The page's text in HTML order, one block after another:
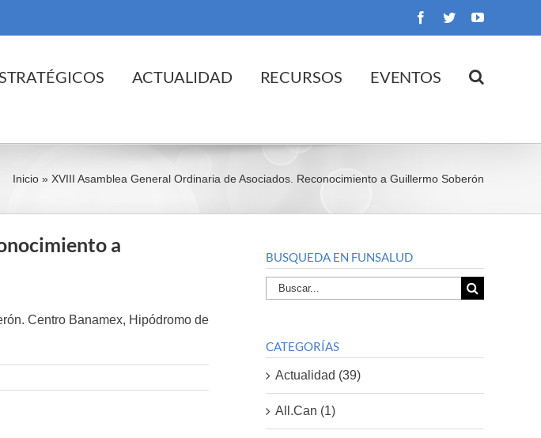
Facebook
TwitterYouTube
ACTUALIDAD RECURSOS EVENTOS
Inicio » XVIII Asamblea General Ordinaria de Asociados. Reconocimiento a Guillermo Soberón
a
Centro Banamex, Hipódromo de
BUSQUEDA EN FUNSALUD
Buscar
por:
CATEGORÍAS
Actualidad (39)
All.Can (1)